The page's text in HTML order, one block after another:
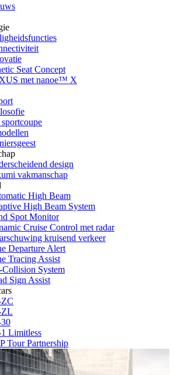
Seat Concept
met nanoe™ X
design
vakmanschap
High Beam
High Beam System
Spot Monitor
Cruise Control met radar
kruisend verkeer
Departure Alert
Tracing Assist
Collision System
Sign Assist
Limitless
Tour Partnership